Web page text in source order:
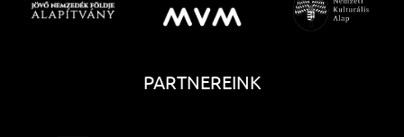
PARTNEREINK